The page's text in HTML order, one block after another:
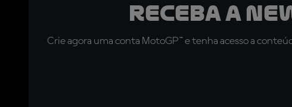
Receba a
Crie agora uma conta MotoGP™ e tenha acesso a